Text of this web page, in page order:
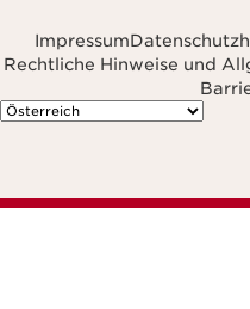
Feuchtigkeitspflege für das
Impressum
Rechtliche Hinweise und
Navigieren zu